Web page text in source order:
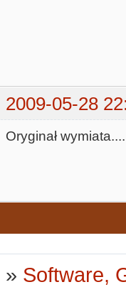
2009-05-28
Oryginał
» Software,